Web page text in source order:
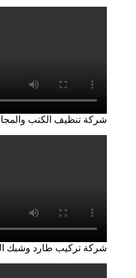
شركة تنظيف الكنب
شركة تركيب طارد وشبك